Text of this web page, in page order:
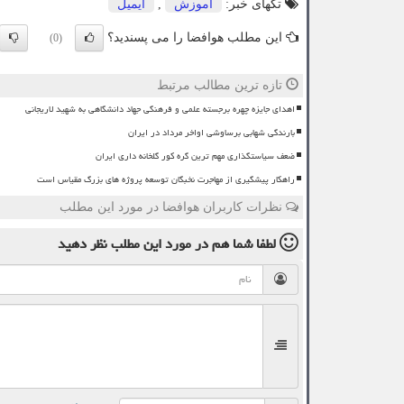
تگهای خبر: آموزش ایمیل
این مطلب هوافضا را می پسندید؟ (0)
تازه ترین مطالب مرتبط
اهدای جایزه چهره برجسته علمی و فرهنگی جهاد دانشگاهی به شهید لاریجانی
بارندگی شهابی برساوشی اواخر مرداد در ایران
ضعف سیاستگذاری مهم ترین گره کور گلخانه داری ایران
راهکار پیشگیری از مهاجرت نخبگان توسعه پروژه های بزرگ مقیاس است
نظرات کاربران هوافضا در مورد این مطلب
لطفا شما همدر مورد این مطلبنظر دهید